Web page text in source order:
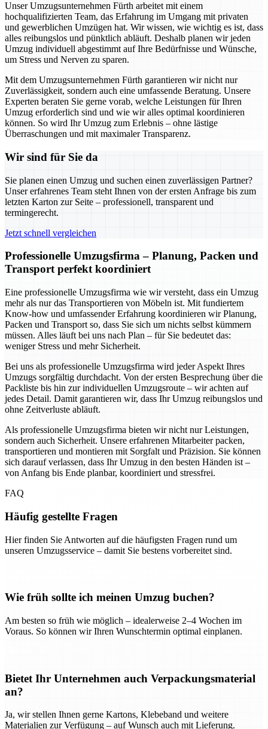
Unser Umzugsunternehmen Fürth arbeitet mit einem
hochqualifizierten Team, das Erfahrung im Umgang mit privaten
und gewerblichen Umzügen hat. Wir wissen, wie wichtig es ist, dass
alles reibungslos und pünktlich abläuft. Deshalb planen wir jeden
Umzug individuell abgestimmt auf Ihre Bedürfnisse und Wünsche,
um Stress und Nerven zu sparen.
Mit dem Umzugsunternehmen Fürth garantieren wir nicht nur
Zuverlässigkeit, sondern auch eine umfassende Beratung. Unsere
Experten beraten Sie gerne vorab, welche Leistungen für Ihren
Umzug erforderlich sind und wie wir alles optimal koordinieren
können. So wird Ihr Umzug zum Erlebnis – ohne lästige
Überraschungen und mit maximaler Transparenz.
Wir sind für Sie da
Sie planen einen Umzug und suchen einen zuverlässigen Partner?
Unser erfahrenes Team steht Ihnen von der ersten Anfrage bis zum
letzten Karton zur Seite – professionell, transparent und
termingerecht.
Jetzt schnell vergleichen
Professionelle Umzugsfirma – Planung, Packen und
Transport perfekt koordiniert
Eine professionelle Umzugsfirma wie wir versteht, dass ein Umzug
mehr als nur das Transportieren von Möbeln ist. Mit fundiertem
Know-how und umfassender Erfahrung koordinieren wir Planung,
Packen und Transport so, dass Sie sich um nichts selbst kümmern
müssen. Alles läuft bei uns nach Plan – für Sie bedeutet das:
weniger Stress und mehr Sicherheit.
Bei uns als professionelle Umzugsfirma wird jeder Aspekt Ihres
Umzugs sorgfältig durchdacht. Von der ersten Besprechung über die
Packliste bis hin zur individuellen Umzugsroute – wir achten auf
jedes Detail. Damit garantieren wir, dass Ihr Umzug reibungslos und
ohne Zeitverluste abläuft.
Als professionelle Umzugsfirma bieten wir nicht nur Leistungen,
sondern auch Sicherheit. Unsere erfahrenen Mitarbeiter packen,
transportieren und montieren mit Sorgfalt und Präzision. Sie können
sich darauf verlassen, dass Ihr Umzug in den besten Händen ist –
von Anfang bis Ende planbar, koordiniert und stressfrei.
FAQ
Häufig gestellte Fragen
Hier finden Sie Antworten auf die häufigsten Fragen rund um
unseren Umzugsservice – damit Sie bestens vorbereitet sind.
Wie früh sollte ich meinen Umzug buchen?
Am besten so früh wie möglich – idealerweise 2–4 Wochen im
Voraus. So können wir Ihren Wunschtermin optimal einplanen.
Bietet Ihr Unternehmen auch Verpackungsmaterial
an?
Ja, wir stellen Ihnen gerne Kartons, Klebeband und weitere
Materialien zur Verfügung – auf Wunsch auch mit Lieferung.